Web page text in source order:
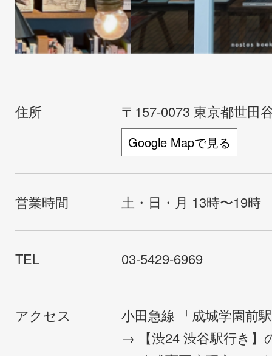
住所 〒157-0073 東京都世田
Google Mapで見る
営業時間 土・日・月 13時〜19時
TEL 03-5429-6969
アクセス
小田急線 「成城学園前
→ 【渋24 渋谷駅行き】